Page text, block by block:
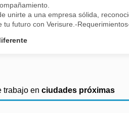
unirte a una empresa sólida,
futuro con Verisure.-Requerimientos-
trabajo en ciudades próximas